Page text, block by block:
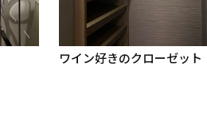
ワイン好きのクローゼット